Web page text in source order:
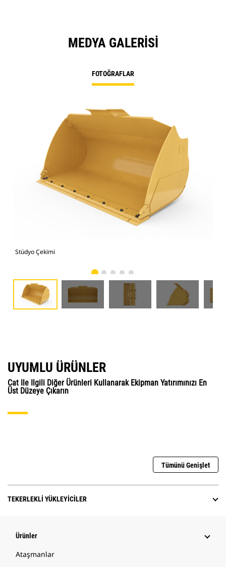
MEDYA GALERISI
FOTOĞRAFLAR
Stüdyo Çekimi
UYUMLU ÜRÜNLER
Cat Ile Ilgili Diğer Ürünleri Kullanarak Ekipman Yatırımınızı En
Üst Düzeye Çıkarın
Tümünü Genişlet
TEKERLEKLI YÜKLEYICILER
Ürünler
Ataşmanlar